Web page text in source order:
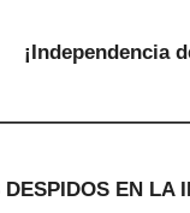
¡Independencia
DESPIDOS EN LA